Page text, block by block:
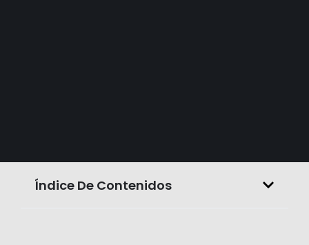
Índice De Contenidos